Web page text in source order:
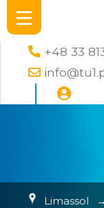
+48 33
Limassol →